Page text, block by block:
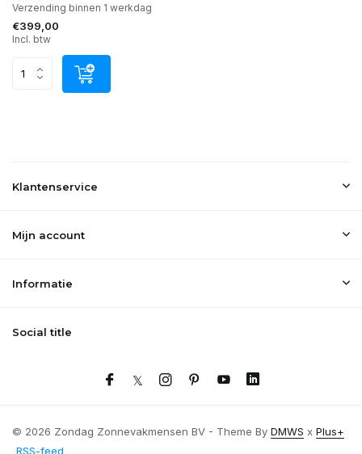
Verzending binnen 1 werkdag
€399,00
Incl. btw
Klantenservice
Mijn account
Informatie
Social title
© 2026 Zondag Zonnevakmensen BV - Theme By DMWS x Plus+
RSS-feed